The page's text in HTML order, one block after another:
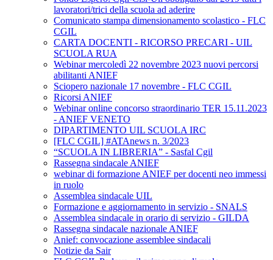
lavoratori/trici della scuola ad aderire
Comunicato stampa dimensionamento scolastico - FLC
CGIL
CARTA DOCENTI - RICORSO PRECARI - UIL
SCUOLA RUA
Webinar mercoledì 22 novembre 2023 nuovi percorsi
abilitanti ANIEF
Sciopero nazionale 17 novembre - FLC CGIL
Ricorsi ANIEF
Webinar online concorso straordinario TER 15.11.2023
- ANIEF VENETO
DIPARTIMENTO UIL SCUOLA IRC
[FLC CGIL] #ATAnews n. 3/2023
“SCUOLA IN LIBRERIA” - Sasfal Cgil
Rassegna sindacale ANIEF
webinar di formazione ANIEF per docenti neo immessi
in ruolo
Assemblea sindacale UIL
Formazione e aggiornamento in servizio - SNALS
Assemblea sindacale in orario di servizio - GILDA
Rassegna sindacale nazionale ANIEF
Anief: convocazione assemblee sindacali
Notizie da Sair